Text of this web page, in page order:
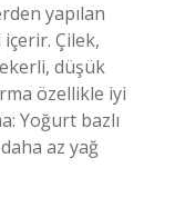
yapılan
Çilek,
düşük
özellikle iyi
Yoğurt bazlı
az yağ